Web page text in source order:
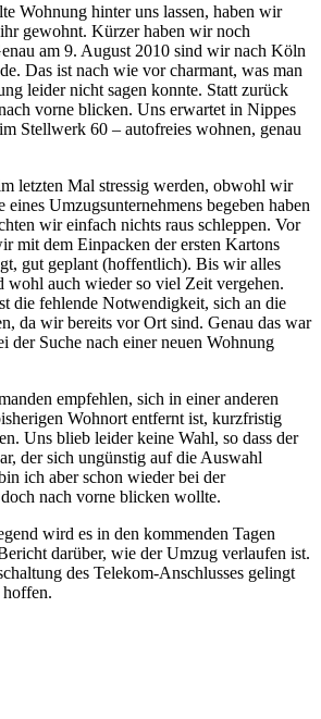
Wohnung hinter uns lassen, haben wir
gewohnt. Kürzer haben wir noch
am 9. August 2010 sind wir nach Köln
Das ist nach wie vor charmant, was man
leider nicht sagen konnte. Statt zurück
vorne blicken. Uns erwartet in Nippes
Stellwerk 60 – autofreies wohnen, genau
letzten Mal stressig werden, obwohl wir
eines Umzugsunternehmens begeben haben
wir einfach nichts raus schleppen. Vor
mit dem Einpacken der ersten Kartons
gut geplant (hoffentlich). Bis wir alles
wohl auch wieder so viel Zeit vergehen.
die fehlende Notwendigkeit, sich an die
da wir bereits vor Ort sind. Genau das war
der Suche nach einer neuen Wohnung
empfehlen, sich in einer anderen
Wohnort entfernt ist, kurzfristig
Uns blieb leider keine Wahl, so dass der
der sich ungünstig auf die Auswahl
ich aber schon wieder bei der
nach vorne blicken wollte.
wird es in den kommenden Tagen
darüber, wie der Umzug verlaufen ist.
des Telekom-Anschlusses gelingt